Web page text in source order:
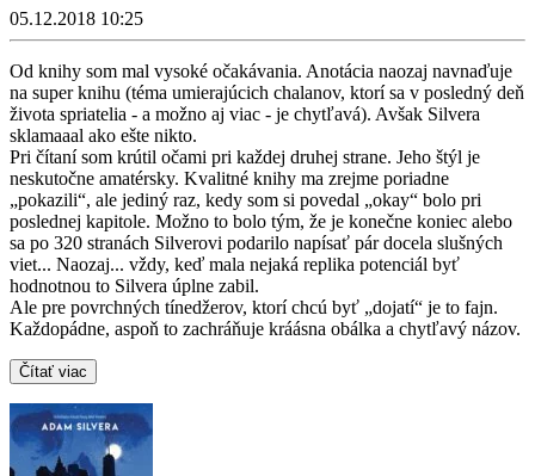
05.12.2018 10:25
Od knihy som mal vysoké očakávania. Anotácia naozaj navnaďuje
na super knihu (téma umierajúcich chalanov, ktorí sa v posledný deň
života spriatelia - a možno aj viac - je chytľavá). Avšak Silvera
sklamaaal ako ešte nikto.
Pri čítaní som krútil očami pri každej druhej strane. Jeho štýl je
neskutočne amatérsky. Kvalitné knihy ma zrejme poriadne
„pokazili“, ale jediný raz, kedy som si povedal „okay“ bolo pri
poslednej kapitole. Možno to bolo tým, že je konečne koniec alebo
sa po 320 stranách Silverovi podarilo napísať pár docela slušných
viet... Naozaj... vždy, keď mala nejaká replika potenciál byť
hodnotnou to Silvera úplne zabil.
Ale pre povrchných tínedžerov, ktorí chcú byť „dojatí“ je to fajn.
Každopádne, aspoň to zachráňuje kráásna obálka a chytľavý názov.
Čítať viac